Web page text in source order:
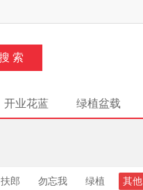
开业花蓝 绿植盆载
扶郎 勿忘我 绿植 其他